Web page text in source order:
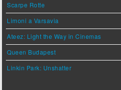
Scarpe Rotte
Limoni a Varsavia
Ateez: Light the Way in Cinemas
Queen Budapest
Linkin Park: Unshatter